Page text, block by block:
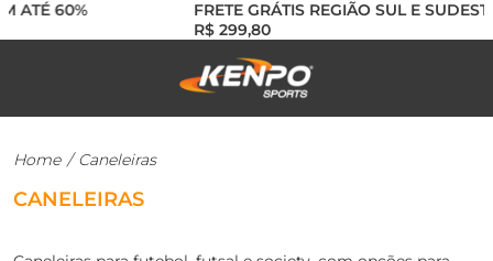
60%
FRETE GRÁTIS REGIÃO SUL E SUDESTE
R$ 299,80
Home / Caneleiras
CANELEIRAS